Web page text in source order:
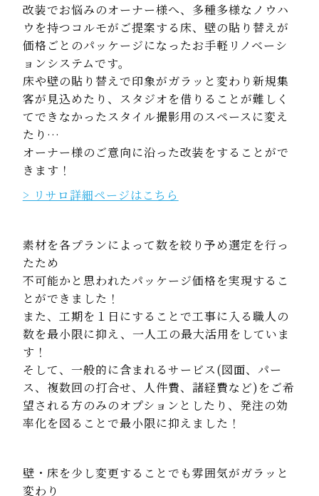
改装でお悩みのオーナー様へ、多種多様なノウハ
ウを持つコルモがご提案する床、壁の貼り替えが
価格ごとのパッケージになったお手軽リノベーシ
ョンシステムです。
床や壁の貼り替えで印象がガラッと変わり新規集
客が見込めたり、 スタジオを借りることが難しく
てできなかったスタイル撮影用のスペースに変え
たり…
オーナー様のご意向に沿った改装をすることがで
きます！
> リサロ詳細ページはこちら
素材を各プランによって数を絞り予め選定を行っ
たため
不可能かと思われたパッケージ価格を実現するこ
とができました！
また、工期を１日にすることで工事に入る職人の
数を最小限に抑え、 一人工の最大活用をしていま
す！
そして、一般的に含まれるサービス(図面、パー
ス、複数回の打合せ、人件費、諸経費など)を ご希
望される方のみのオプションとしたり、発注の効
率化を図ることで最小限に抑えました！
壁・床を少し変更することでも雰囲気がガラッと
変わり